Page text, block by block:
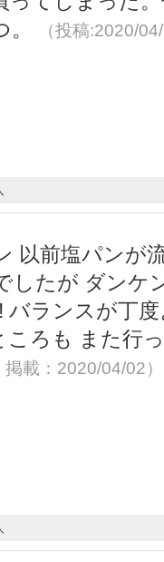
。
（投稿:2020/
以前塩パンが
したが ダンケ
バランスが丁
ころも また行
載：2020/04/02）